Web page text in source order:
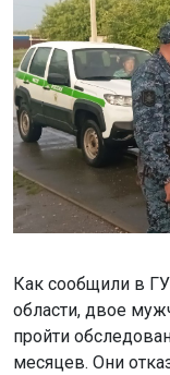
Как сообщили в
области, двое
пройти
месяцев. Они